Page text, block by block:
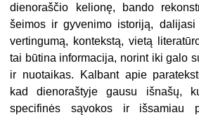
dienoraščio kelionę, bando
šeimos ir gyvenimo istoriją,
vertingumą, kontekstą, vietą
tai būtina informacija, norint iki galo
ir nuotaikas. Kalbant apie
kad dienoraštyje gausu išnašų,
specifinės sąvokos ir išsamiau